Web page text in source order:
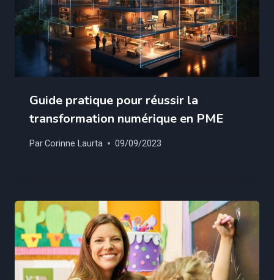
Guide pratique pour réussir la
transformation numérique en PME
ParCorinne Laurta 09/09/2023